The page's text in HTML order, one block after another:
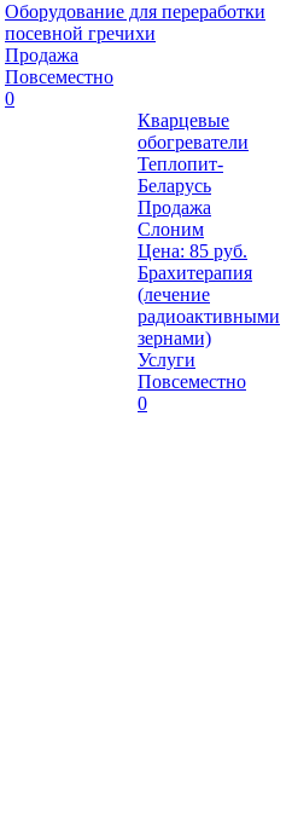
Оборудование для переработки
посевной гречихи
Продажа
Повсеместно
0
Кварцевые
обогреватели
Теплопит-
Беларусь
Продажа
Слоним
Цена: 85 руб.
Брахитерапия
(лечение
радиоактивными
зернами)
Услуги
Повсеместно
0